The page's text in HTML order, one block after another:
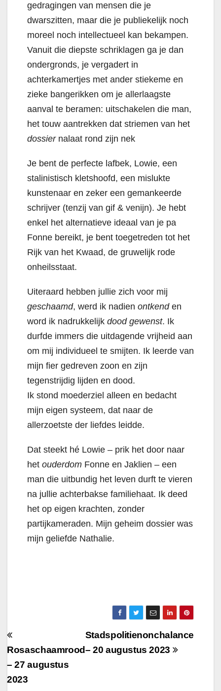
gedragingen van mensen die je
dwarszitten, maar die je publiekelijk noch
moreel noch intellectueel kan bekampen.
Vanuit die diepste schriklagen ga je dan
ondergronds, je vergadert in
achterkamertjes met ander stiekeme en
zieke bangerikken om je allerlaagste
aanval te beramen: uitschakelen die man,
het touw aantrekken dat striemen van het
dossiernalaat rond zijn nek
Je bent de perfecte lafbek, Lowie, een
stalinistisch kletshoofd, een mislukte
kunstenaar en zeker een gemankeerde
schrijver (tenzij van gif & venijn). Je hebt
enkel het alternatieve ideaal van je pa
Fonne bereikt, je bent toegetreden tot het
Rijk van het Kwaad, de gruwelijk rode
onheilsstaat.
Uiteraard hebben jullie zich voor mij
geschaamd, werd ik nadien ontkenden
word ik nadrukkelijk dood gewenst. Ik
durfde immers die uitdagende vrijheid aan
om mij individueel te smijten. Ik leerde van
mijn fier gedreven zoon en zijn
tegenstrijdig lijden en dood.
Ik stond moederziel alleen en bedacht
mijn eigen systeem, dat naar de
allerzoetste der liefdes leidde.
Dat steekt hé Lowie – prik het door naar
het ouderdom Fonne en Jaklien – een
man die uitbundig het leven durft te vieren
na jullie achterbakse familiehaat. Ik deed
het op eigen krachten, zonder
partijkameraden. Mijn geheim dossier was
mijn geliefde Nathalie.
Berichtnavigatie
Stadspolitienonchalance
– 20 augustus 2023
Rosaschaamrood
– 27 augustus
2023